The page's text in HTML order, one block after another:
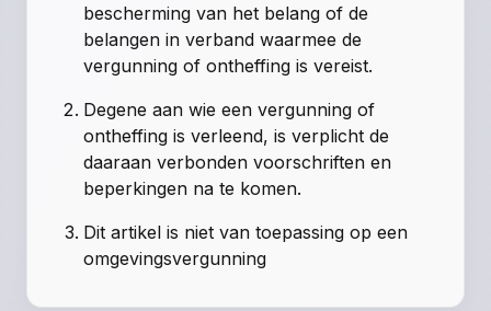
bescherming van het belang of de
belangen in verband waarmee de
vergunning of ontheffing is vereist.
Degene aan wie een vergunning of
ontheffing is verleend, is verplicht de
daaraan verbonden voorschriften en
beperkingen na te komen.
Dit artikel is niet van toepassing op een
omgevingsvergunning